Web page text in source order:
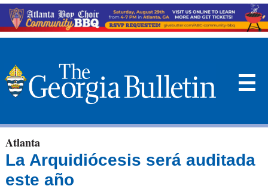
☰
Atlanta
La Arquidiócesis será auditada
este año